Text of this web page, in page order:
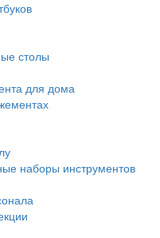
столы
для дома
наборы инструментов